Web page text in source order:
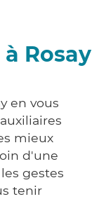
Rosay
en vous
mieux
d'une
gestes
tenir